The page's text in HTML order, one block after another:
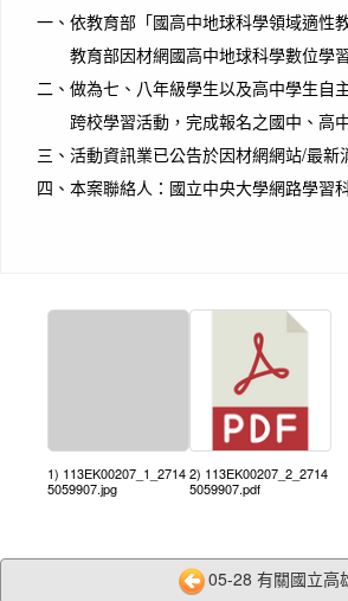
一、 依教育部「國高中地球科學領域適性
二、
教育部因材網國高中地球科學數位學
做為七、八年級學生以及高中學生自
跨校學習活動，完成報名之國中、高
三、 活動資訊業已公告於因材網網站/最新
四、 本案聯絡人：國立中央大學網路學習
1) 113EK00207_1_2714
5059907.jpg
2) 113EK00207_2_2714
5059907.pdf
05-28 有關國立高